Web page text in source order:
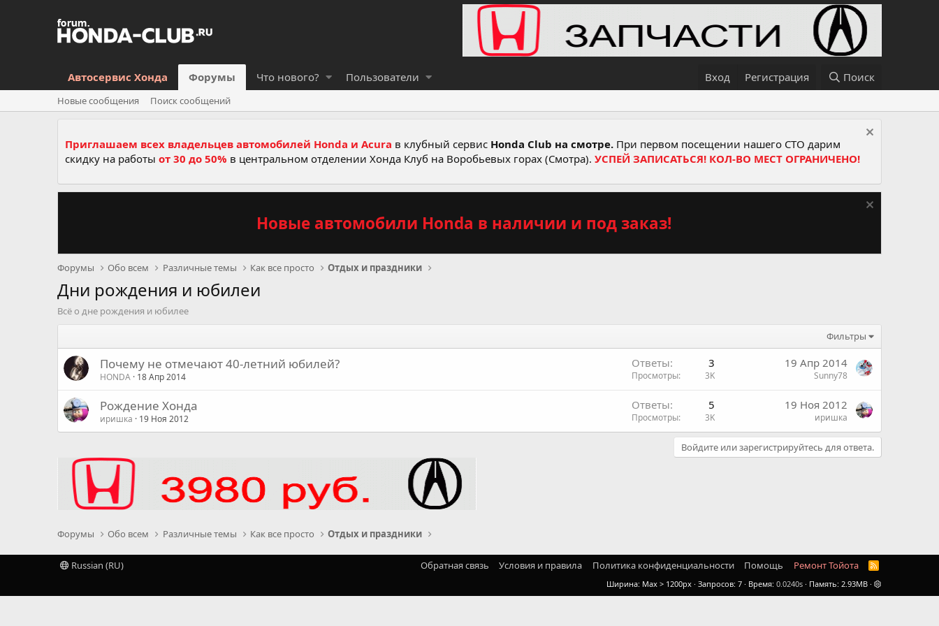
Автосервис Хонда Форумы Что нового? Пользователи Вход Регистрация Поиск
Новые сообщения Поиск сообщений
Приглашаем всех владельцев автомобилей Honda и Acura в клубный сервис Honda Club на смотре. При первом посещении нашего СТО дарим
скидку на работы от 30 до 50% в центральном отделении Хонда Клуб на Воробьевых горах (Смотра). УСПЕЙ ЗАПИСАТЬСЯ! КОЛ-ВО МЕСТ ОГРАНИЧЕНО!
Новые автомобили Honda в наличии и под заказ!
Форумы Обо всем Различные темы Как все просто Отдых и праздники
Дни рождения и юбилеи
Всё о дне рождения и юбилее
Фильтры
Почему не отмечают 40-летний юбилей?
HONDA 18 Апр 2014
Ответы 3
Просмотры 3K
19 Апр 2014
Sunny78
Рождение Хонда
иришка 19 Ноя 2012
Ответы 5
Просмотры 3K
19 Ноя 2012
иришка
Войдите или зарегистрируйтесь для ответа.
Форумы Обо всем Различные темы Как все просто Отдых и праздники
Russian (RU) Обратная связь Условия и правила Политика конфиденциальности Помощь Ремонт Тойота
R
S
Ширина Запросов 7 Время 0.0240s Память 2.93MB